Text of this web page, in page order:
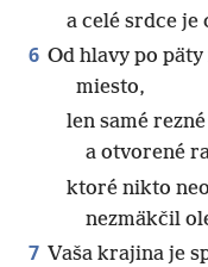
a celé srdce je
6 Od hlavy po
miesto,
len samé
a otvorené
ktoré nikto
nezmäkčil
7 Vaša krajina je